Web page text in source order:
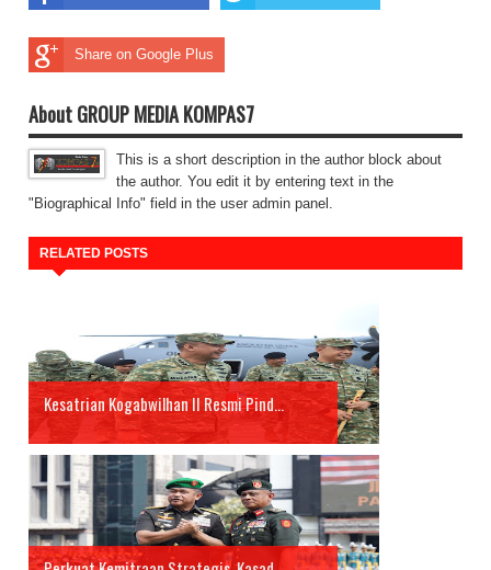
Share on Google Plus
About GROUP MEDIA KOMPAS7
This is a short description in the author block about
the author. You edit it by entering text in the
"Biographical Info" field in the user admin panel.
RELATED POSTS
Kesatrian Kogabwilhan II Resmi Pind...